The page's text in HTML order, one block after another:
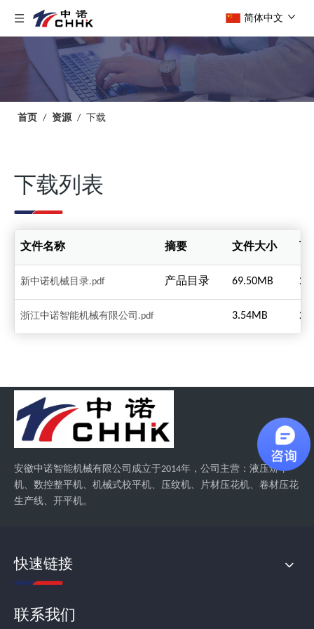
简体中文
首页 / 资源 / 下载
下载列表
文件名称 摘要 文件大小
新中诺机械目录.pdf 产品目录 69.50MB
浙江中诺智能机械有限公司.pdf 3.54MB
安徽中诺智能机械有限公司成立于2014年，公司主营：液压矫平
机、数控整平机、机械式校平机、压纹机、片材压花机、卷材压花
生产线、开平机。
快速链接
联系我们